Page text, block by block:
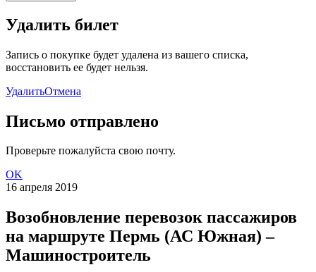
Удалить билет
Запись о покупке будет удалена из вашего списка,
восстановить ее будет нельзя.
УдалитьОтмена
Письмо отправлено
Проверьте пожалуйста свою почту.
OK
16 апреля 2019
Возобновление перевозок пассажиров
на маршруте Пермь (АС Южная) –
Машиностроитель